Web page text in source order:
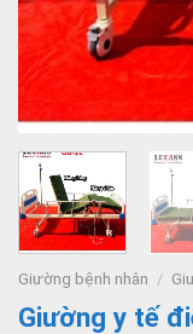
Giường bệnh nhân /
Giường y tế